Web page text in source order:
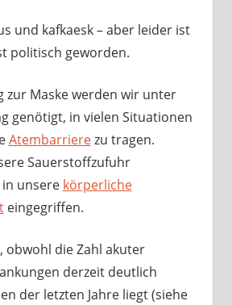
und kafkaesk – aber leider ist
politisch geworden.
zur Maske werden wir unter
genötigt, in vielen Situationen
Atembarrierezu tragen.
Sauerstoffzufuhr
unsere körperliche
eingegriffen.
obwohl die Zahl akuter
derzeit deutlich
der letzten Jahre liegt (siehe